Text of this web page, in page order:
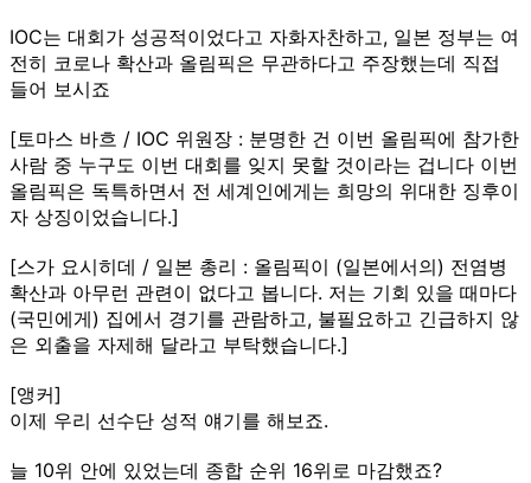
IOC는 대회가 성공적이었다고 자화자찬하고, 일본 정부는 여
전히 코로나 확산과 올림픽은 무관하다고 주장했는데 직접
들어 보시죠
[토마스 바흐 / IOC 위원장 : 분명한 건 이번 올림픽에 참가한
사람 중 누구도 이번 대회를 잊지 못할 것이라는 겁니다 이번
올림픽은 독특하면서 전 세계인에게는 희망의 위대한 징후이
자 상징이었습니다.]
[스가 요시히데 / 일본 총리 : 올림픽이 (일본에서의) 전염병
확산과 아무런 관련이 없다고 봅니다. 저는 기회 있을 때마다
(국민에게) 집에서 경기를 관람하고, 불필요하고 긴급하지 않
은 외출을 자제해 달라고 부탁했습니다.]
[앵커]
이제 우리 선수단 성적 얘기를 해보죠.
늘 10위 안에 있었는데 종합 순위 16위로 마감했죠?